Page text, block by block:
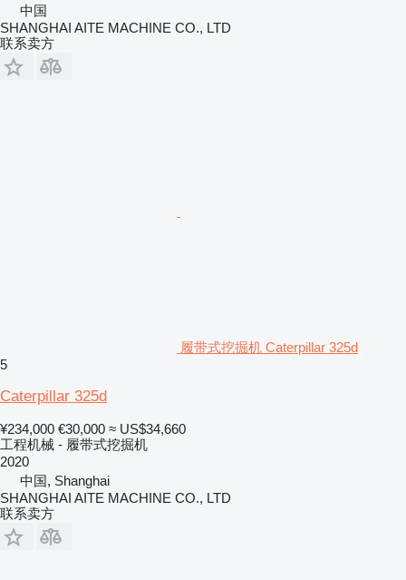
中国
SHANGHAI AITE MACHINE CO., LTD
联系卖方
履带式挖掘机 Caterpillar 325d
5
Caterpillar 325d
¥234,000 €30,000 ≈ US$34,660
工程机械 - 履带式挖掘机
2020
中国, Shanghai
SHANGHAI AITE MACHINE CO., LTD
联系卖方